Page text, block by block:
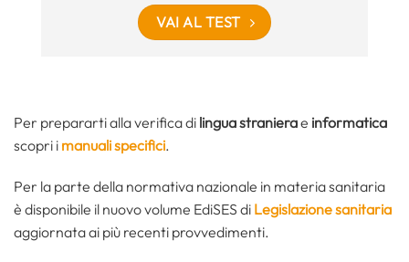
VAI AL TEST
Per prepararti alla verifica di lingua stranierae informatica
scopri i manuali specifici.
Per la parte della normativa nazionale in materia sanitaria
è disponibile il nuovo volume EdiSES di Legislazione sanitaria
aggiornata ai più recenti provvedimenti.